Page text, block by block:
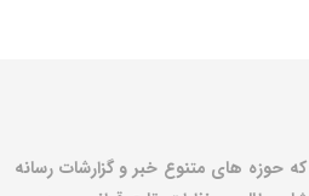
حوزه های متنوع خبر و گزارشات رسانه